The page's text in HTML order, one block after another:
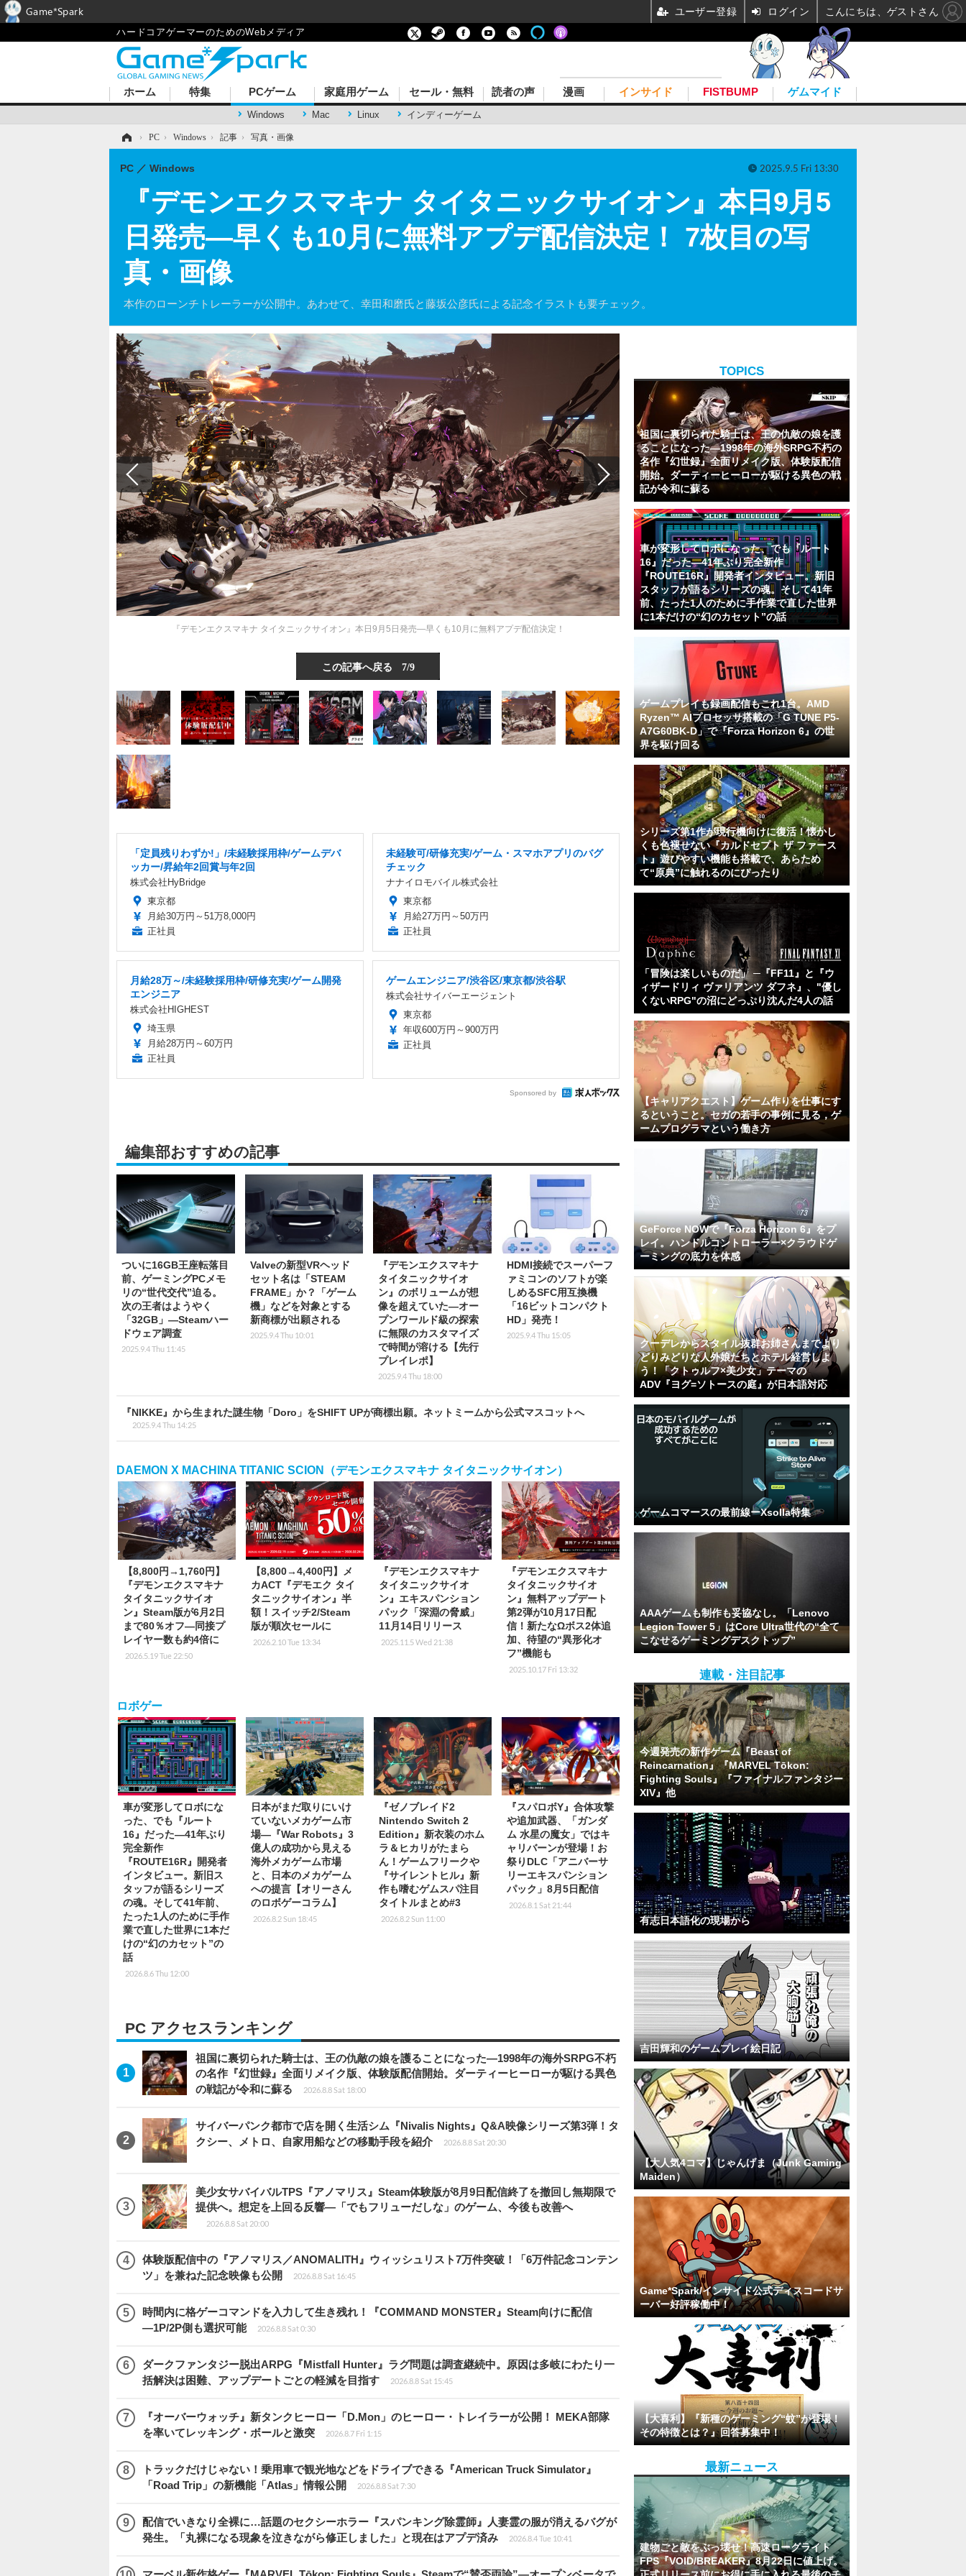
ハードコアゲーマーのためのWebメディア
ホーム 特集 PCゲーム
Windows Mac Linux インディーゲーム
家庭用ゲーム セール・無料 読者の声 漫画 インサイド FISTBUMP ゲムマイド
› PC › Windows › 記事 › 写真・画像
『デモンエクスマキナ タイタニックサイオン』本日9月5
日発売―早くも10月に無料アプデ配信決定！ 7枚目の写
真・画像
本作のローンチトレーラーが公開中。あわせて、幸田和磨氏と藤坂公彦氏による記念イラストも要チェック。
PC Windows 2025.9.5 Fri 13:30
『デモンエクスマキナ タイタニックサイオン』本日9月5日発売―早くも10月に無料アプデ配信決定！
この記事へ戻る 7/9
「定員残りわずか!」/未経験採用枠/ゲームデバ
ッカー/昇給年2回賞与年2回
株式会社HyBridge
東京都
月給30万円～51万8,000円
正社員
未経験可/研修充実/ゲーム・スマホアプリのバグ
チェック
ナナイロモバイル株式会社
東京都
月給27万円～50万円
正社員
月給28万～/未経験採用枠/研修充実/ゲーム開発
エンジニア
株式会社HIGHEST
埼玉県
月給28万円～60万円
正社員
ゲームエンジニア/渋谷区/東京都/渋谷駅
株式会社サイバーエージェント
東京都
年収600万円～900万円
正社員
Sponsored by
編集部おすすめの記事
ついに16GB王座転落目
前、ゲーミングPCメモ
リの“世代交代”迫る。
次の王者はようやく
「32GB」―Steamハー
ドウェア調査
2025.9.4 Thu 11:45
Valveの新型VRヘッド
セット名は「STEAM
FRAME」か？「ゲーム
機」などを対象とする
新商標が出願される
2025.9.4 Thu 10:01
『デモンエクスマキナ
タイタニックサイオ
ン』のボリュームが想
像を超えていた―オー
プンワールド級の探索
に無限のカスタマイズ
で時間が溶ける【先行
プレイレポ】
2025.9.4 Thu 18:00
HDMI接続でスーパーフ
ァミコンのソフトが楽
しめるSFC用互換機
「16ビットコンパクト
HD」発売！
2025.9.4 Thu 15:05
『NIKKE』から生まれた謎生物「Doro」をSHIFT UPが商標出願。ネットミームから公式マスコットへ
2025.9.4 Thu 14:25
DAEMON X MACHINA TITANIC SCION（デモンエクスマキナ タイタニックサイオン）
【8,800円→1,760円】
『デモンエクスマキナ
タイタニックサイオ
ン』Steam版が6月2日
まで80％オフ―同接プ
レイヤー数も約4倍に
2026.5.19 Tue 22:50
【8,800→4,400円】メ
カACT『デモエク タイ
タニックサイオン』半
額！スイッチ2/Steam
版が順次セールに
2026.2.10 Tue 13:34
『デモンエクスマキナ
タイタニックサイオ
ン』エキスパンション
パック「深淵の脅威」
11月14日リリース
2025.11.5 Wed 21:38
『デモンエクスマキナ
タイタニックサイオ
ン』無料アップデート
第2弾が10月17日配
信！新たなΩボス2体追
加、待望の“異形化オ
フ”機能も
2025.10.17 Fri 13:32
ロボゲー
車が変形してロボにな
った、でも『ルート
16』だった―41年ぶり
完全新作
『ROUTE16R』開発者
インタビュー。新旧ス
タッフが語るシリーズ
の魂。そして41年前、
たった1人のために手作
業で直した世界に1本だ
けの“幻のカセット”の
話
2026.8.6 Thu 12:00
日本がまだ取りにいけ
ていないメカゲーム市
場―『War Robots』3
億人の成功から見える
海外メカゲーム市場
と、日本のメカゲーム
への提言【オリーさん
のロボゲーコラム】
2026.8.2 Sun 18:45
『ゼノブレイド2
Nintendo Switch 2
Edition』新衣装のホム
ラ＆ヒカリがたまら
ん！ゲームフリークや
『サイレントヒル』新
作も嗜むゲムスパ注目
タイトルまとめ#3
2026.8.2 Sun 11:00
『スパロボY』合体攻撃
や追加武器、「ガンダ
ム 水星の魔女」ではキ
ャリバーンが登場！お
祭りDLC「アニバーサ
リーエキスパンション
パック」8月5日配信
2026.8.1 Sat 21:44
PC アクセスランキング
祖国に裏切られた騎士は、王の仇敵の娘を護ることになった―1998年の海外SRPG不朽
の名作『幻世録』全面リメイク版、体験版配信開始。ダーティーヒーローが駆ける異色
の戦記が令和に蘇る
2026.8.8 Sat 18:00
サイバーパンク都市で店を開く生活シム『Nivalis Nights』Q&A映像シリーズ第3弾！タ
クシー、メトロ、自家用船などの移動手段を紹介
2026.8.8 Sat 20:30
美少女サバイバルTPS『アノマリス』Steam体験版が8月9日配信終了を撤回し無期限で
提供へ。想定を上回る反響―「でもフリューだしな」のゲーム、今後も改善へ
2026.8.8 Sat 20:00
体験版配信中の『アノマリス／ANOMALITH』ウィッシュリスト7万件突破！「6万件記念コンテン
ツ」を兼ねた記念映像も公開
2026.8.8 Sat 16:45
時間内に格ゲーコマンドを入力して生き残れ！『COMMAND MONSTER』Steam向けに配信
―1P/2P側も選択可能
2026.8.8 Sat 0:30
ダークファンタジー脱出ARPG『Mistfall Hunter』ラグ問題は調査継続中。原因は多岐にわたり一
括解決は困難、アップデートごとの軽減を目指す
2026.8.8 Sat 15:45
『オーバーウォッチ』新タンクヒーロー「D.Mon」のヒーロー・トレイラーが公開！ MEKA部隊
を率いてレッキング・ボールと激突
2026.8.7 Fri 1:15
トラックだけじゃない！乗用車で観光地などをドライブできる『American Truck Simulator』
「Road Trip」の新機能「Atlas」情報公開
2026.8.8 Sat 7:30
配信でいきなり全裸に…話題のセクシーホラー『スパンキング除霊師』人妻霊の服が消えるバグが
発生。「丸裸になる現象を泣きながら修正しました」と現在はアプデ済み
2026.8.4 Tue 10:41
TOPICS
祖国に裏切られた騎士は、王の仇敵の娘を護
ることになった―1998年の海外SRPG不朽の
名作『幻世録』全面リメイク版、体験版配信
開始。ダーティーヒーローが駆ける異色の戦
記が令和に蘇る
車が変形してロボになった、でも『ルート
16』だった―41年ぶり完全新作
『ROUTE16R』開発者インタビュー。新旧
スタッフが語るシリーズの魂。そして41年
前、たった1人のために手作業で直した世界
に1本だけの“幻のカセット”の話
ゲームプレイも録画配信もこれ1台。AMD
Ryzen™ AIプロセッサ搭載の「G TUNE P5-
A7G60BK-D」で『Forza Horizon 6』の世
界を駆け回る
シリーズ第1作が現行機向けに復活！懐かし
くも色褪せない『カルドセプト ザ ファース
ト』遊びやすい機能も搭載で、あらため
て“原典”に触れるのにぴったり
「冒険は楽しいものだ」 ─『FF11』と『ウ
ィザードリィ ヴァリアンツ ダフネ』、"優し
くないRPG"の沼にどっぷり沈んだ4人の話
【キャリアクエスト】ゲーム作りを仕事にす
るということ。セガの若手の事例に見る，ゲ
ームプログラマという働き方
GeForce NOWで『Forza Horizon 6』をプ
レイ。ハンドルコントローラー×クラウドゲ
ーミングの底力を体感
クーデレからスタイル抜群お姉さんまでより
どりみどりな人外娘たちとホテル経営しよ
う！「クトゥルフ×美少女」テーマの
ADV『ヨグ=ソトースの庭』が日本語対応
ゲームコマースの最前線ーXsolla特集
AAAゲームも制作も妥協なし。「Lenovo
Legion Tower 5」はCore Ultra世代の“全て
こなせるゲーミングデスクトップ”
連載・注目記事
今週発売の新作ゲーム『Beast of
Reincarnation』『MARVEL Tōkon:
Fighting Souls』『ファイナルファンタジー
XIV』他
有志日本語化の現場から
吉田輝和のゲームプレイ絵日記
【大人気4コマ】じゃんげま（Junk Gaming
Maiden）
Game*Spark/インサイド公式ディスコードサ
ーバー好評稼働中！
【大喜利】『新種のゲーミング“蚊”が登場！
その特徴とは？』回答募集中！
最新ニュース
建物ごと敵をぶっ壊せ！高速ローグライト
FPS『VOID/BREAKER』8月22日に値上げ。
Game*Spark ユーザー登録 ログイン こんにちは、ゲストさん